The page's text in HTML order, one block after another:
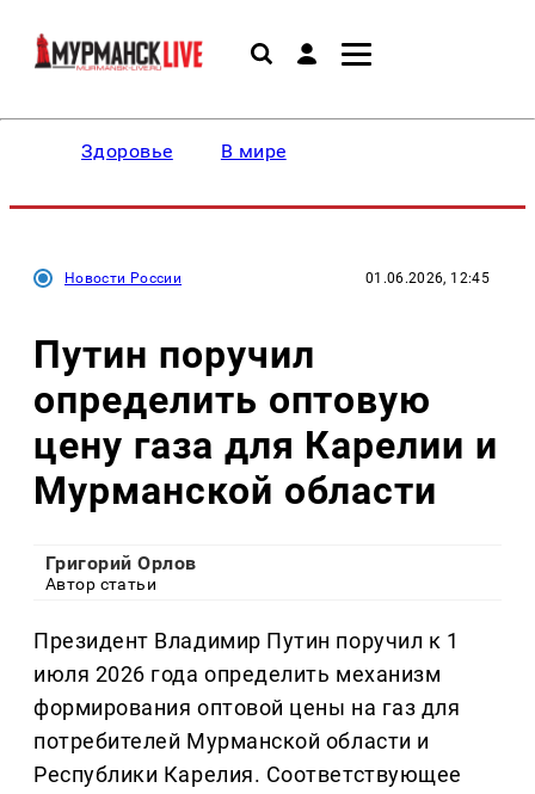
Здоровье В мире
Новости России 01.06.2026, 12:45
Путин поручил
определить оптовую
цену газа для Карелии и
Мурманской области
Григорий Орлов
Автор статьи
Президент Владимир Путин поручил к 1
июля 2026 года определить механизм
формирования оптовой цены на газ для
потребителей Мурманской области и
Республики Карелия. Соответствующее